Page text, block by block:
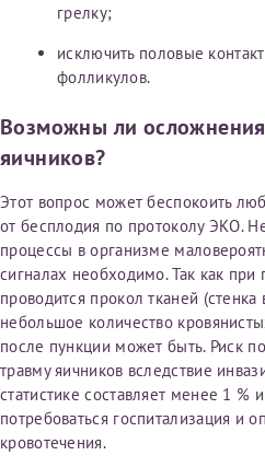
грелку;
исключить половые
фолликулов.
Возможны ли
яичников?
Этот вопрос может беспокоить
от бесплодия по протоколу ЭКО.
процессы в организме
сигналах необходимо. Так как
проводится прокол тканей (стенка
небольшое количество
после пункции может быть. Риск
травму яичников вследствие
статистике составляет менее 1 %
потребоваться госпитализация и
кровотечения.